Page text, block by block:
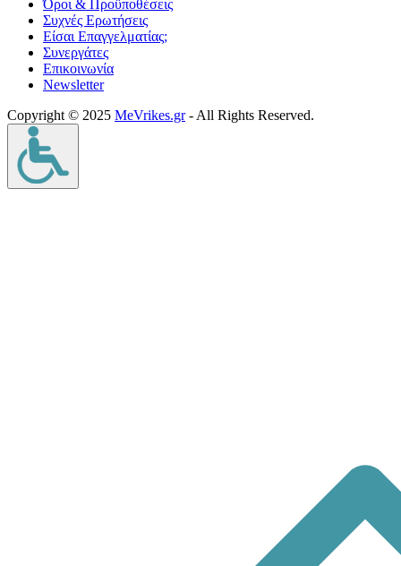
Όροι & Προϋποθέσεις
Συχνές Ερωτήσεις
Είσαι Επαγγελματίας;
Συνεργάτες
Επικοινωνία
Νewsletter
Copyright © 2025 MeVrikes.gr- All Rights Reserved.